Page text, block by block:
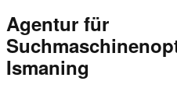
Agentur für
Ismaning